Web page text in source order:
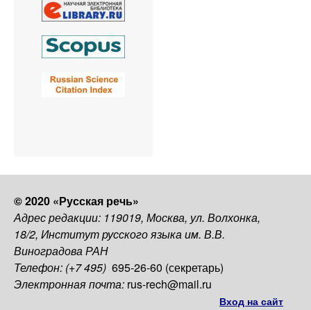
© 2020 «Русская речь»
Адрес редакции: 119019, Москва, ул. Волхонка,
18/2, Институт русского языка им. В.В.
Виноградова РАН
Телефон: (+7 495) 695-26-60 (секретарь)
Электронная почта: rus-rech@mail.ru
Вход на сайт